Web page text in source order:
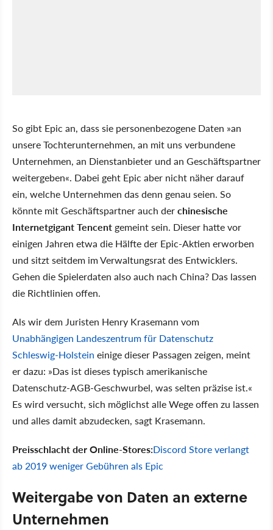
So gibt Epic an, dass sie personenbezogene Daten »an
unsere Tochterunternehmen, an mit uns verbundene
Unternehmen, an Dienstanbieter und an Geschäftspartner
weitergeben«. Dabei geht Epic aber nicht näher darauf
ein, welche Unternehmen das denn genau seien. So
könnte mit Geschäftspartner auch derchinesische
Internetgigant Tencent gemeint sein. Dieser hatte vor
einigen Jahren etwa die Hälfte der Epic-Aktien erworben
und sitzt seitdem im Verwaltungsrat des Entwicklers.
Gehen die Spielerdaten also auch nach China? Das lassen
die Richtlinien offen.
Als wir dem Juristen Henry Krasemann vom
Unabhängigen Landeszentrum für Datenschutz
Schleswig-Holstein einige dieser Passagen zeigen, meint
er dazu: »Das ist dieses typisch amerikanische
Datenschutz-AGB-Geschwurbel, was selten präzise ist.«
Es wird versucht, sich möglichst alle Wege offen zu lassen
und alles damit abzudecken, sagt Krasemann.
Preisschlacht der Online-Stores:Discord Store verlangt
ab 2019 weniger Gebühren als Epic
Weitergabe von Daten an externe
Unternehmen